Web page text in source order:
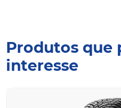
Produtos que
interesse